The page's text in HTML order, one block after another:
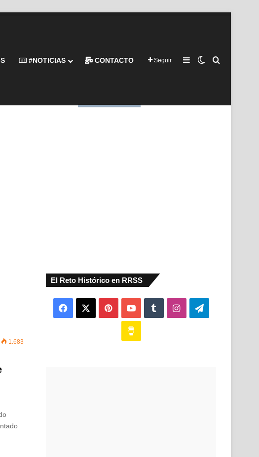
#NOTICIAS CONTACTO Seguir Barra lateral
Switch skin
1.683
El Reto Histórico en RRSS
Facebook PinterestYouTubeTumblrInstagramTelegram